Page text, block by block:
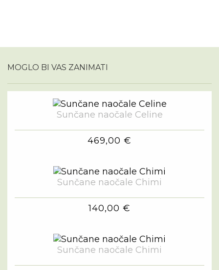
MOGLO BI VAS ZANIMATI
Sunčane naočale Celine
469,00 €
Sunčane naočale Chimi
140,00 €
Sunčane naočale Chimi